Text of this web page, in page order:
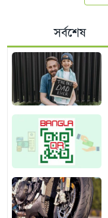
সর্বশেষ